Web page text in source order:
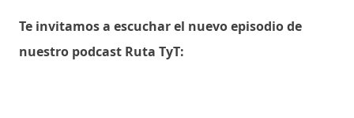
Te invitamos a escuchar el nuevo episodio de
nuestro podcast Ruta TyT: